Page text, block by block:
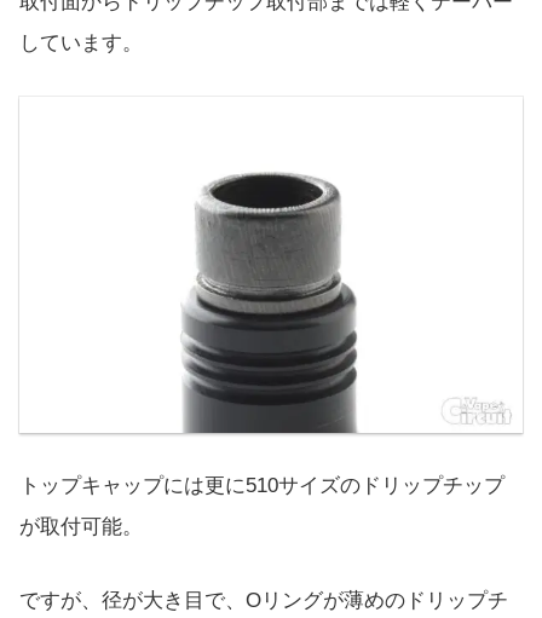
しています。
トップキャップには更に510サイズのドリップチップ
が取付可能。
ですが、径が大き目で、Oリングが薄めのドリップチ